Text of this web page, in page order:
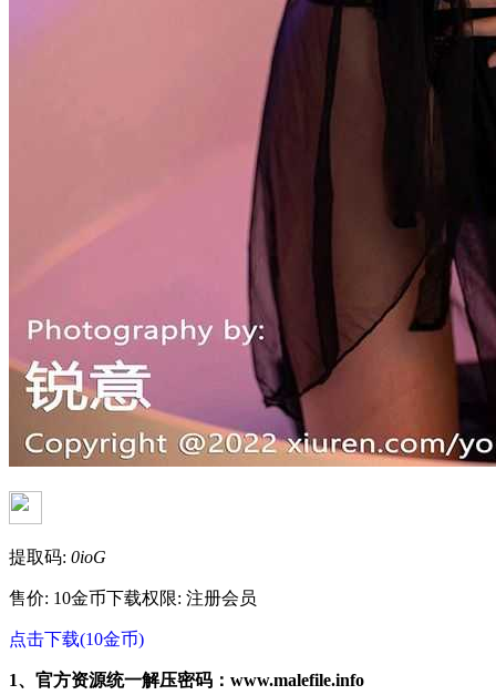
提取码: 0ioG
售价: 10金币下载权限: 注册会员
点击下载(10金币)
1、官方资源统一解压密码：www.malefile.info